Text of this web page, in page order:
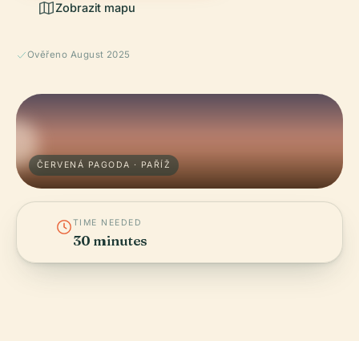
Zobrazit mapu
Ověřeno August 2025
ČERVENÁ PAGODA · PAŘÍŽ
TIME NEEDED
30 minutes